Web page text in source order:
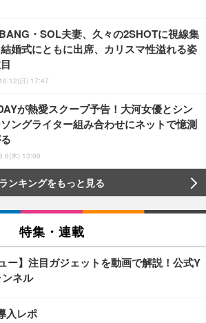
・SOL夫妻、久々の2SHOTに視線集
婚式にともに出席、カリスマ性溢れる姿
日) 17:47
が熱愛スクープ予告！大河女優とシン
ングライター組み合わせにネットで憶測
木) 13:00
ランキングをもっと見る
特集・連載
ー】注目ガジェットを動画で解説！公式Y
ネル
入レポ